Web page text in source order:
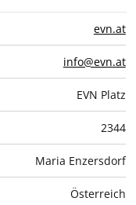
evn.at
info@evn.at
EVN Platz
2344
Maria Enzersdorf
Österreich